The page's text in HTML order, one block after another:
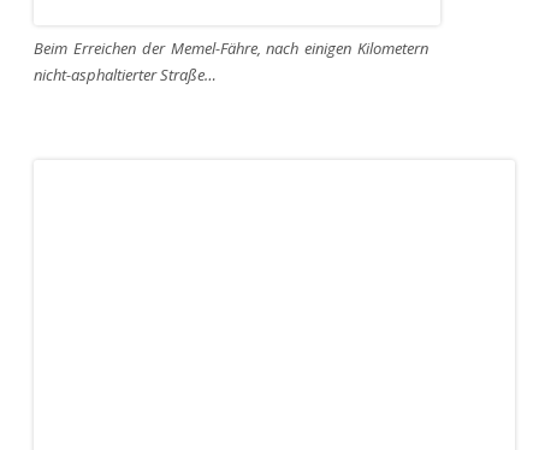
Beim Erreichen der Memel-Fähre, nach einigen Kilometern
nicht-asphaltierter Straße…